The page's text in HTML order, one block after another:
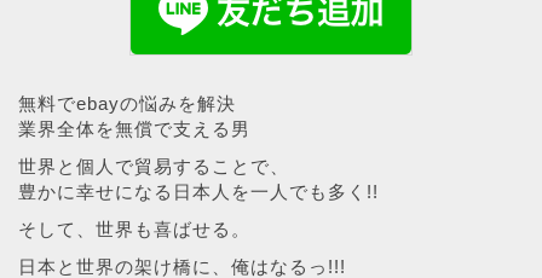
無料でebayの悩みを解決
業界全体を無償で支える男
世界と個人で貿易することで、
豊かに幸せになる日本人を一人でも多く!!
そして、世界も喜ばせる。
日本と世界の架け橋に、俺はなるっ!!!